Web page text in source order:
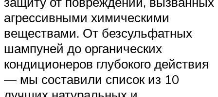
агрессивными химическими
веществами. От безсульфатных
шампуней до органических
кондиционеров глубокого действия
— мы составили список из 10